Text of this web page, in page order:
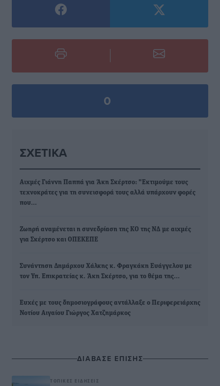
0
ΣΧΕΤΙΚΆ
Αιχμές Γιάννη Παππά για Άκη Σκέρτσο: "Εκτιμούμε τους
τεχνοκράτες για τη συνεισφορά τους αλλά υπάρχουν φορές
που…
Ζωηρή αναμένεται η συνεδρίαση της ΚΟ της ΝΔ με αιχμές
για Σκέρτσο και ΟΠΕΚΕΠΕ
Συνάντηση Δημάρχου Χάλκης κ. Φραγκάκη Ευάγγελου με
τον Υπ. Επικρατείας κ. Άκη Σκέρτσο, για το θέμα της…
Ευχές με τους δημοσιογράφους αντάλλαξε ο Περιφερειάρχης
Νοτίου Αιγαίου Γιώργος Χατζημάρκος
ΔΙΑΒΑΣΕ ΕΠΙΣΗΣ
ΤΟΠΙΚΈΣ ΕΙΔΉΣΕΙΣ